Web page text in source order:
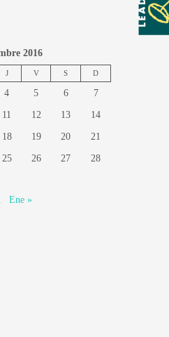
2016
J V S D
4 5 6 7
11 12 13 14
18 19 20 21
25 26 27 28
Ene »